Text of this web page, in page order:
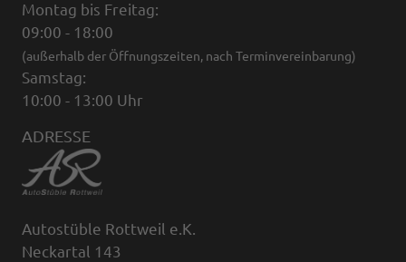
Montag bis Freitag:
09:00 - 18:00
(außerhalb der Öffnungszeiten, nach Terminvereinbarung)
Samstag:
10:00 - 13:00 Uhr
ADRESSE
Autostüble Rottweil e.K.
Neckartal 143